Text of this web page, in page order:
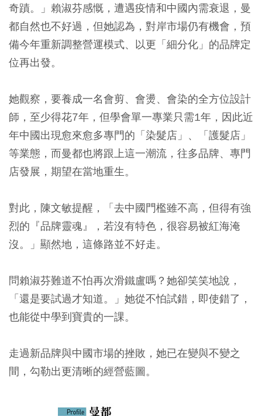
奇蹟。」賴淑芬感慨，遭遇疫情和中國內需衰退，曼
都自然也不好過，但她認為，對岸市場仍有機會，預
備今年重新調整營運模式、以更「細分化」的品牌定
位再出發。
她觀察，要養成一名會剪、會燙、會染的全方位設計
師，至少得花7年，但學會單一專業只需1年，因此近
年中國出現愈來愈多專門的「染髮店」、「護髮店」
等業態，而曼都也將跟上這一潮流，往多品牌、專門
店發展，期望在當地重生。
對此，陳文敏提醒，「去中國門檻雖不高，但得有強
烈的『品牌靈魂』，若沒有特色，很容易被紅海淹
沒。」顯然地，這條路並不好走。
問賴淑芬難道不怕再次滑鐵盧嗎？她卻笑笑地說，
「還是要試過才知道。」她從不怕試錯，即使錯了，
也能從中學到寶貴的一課。
走過新品牌與中國市場的挫敗，她已在變與不變之
間，勾勒出更清晰的經營藍圖。